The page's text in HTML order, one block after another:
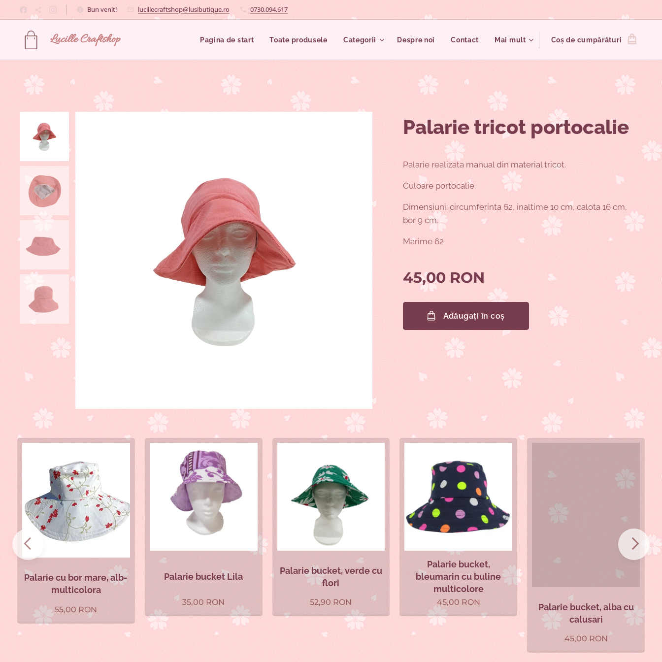
Bun venit! lucillecraftshop@lusibutique.ro 0730.094.617
LucilleCraftshop Pagina de start Toate produsele Categorii Despre noi Contact Mai mult Coș de cumpărături
Palarie tricot portocalie
Palarie realizata manual din material tricot.
Culoare portocalie.
Dimensiuni: circumferinta 62, inaltime 10 cm, calota 16 cm,
bor 9 cm.
Marime 62
45,00RON
Adăugați în coș
Palarie cu bor mare, alb-
multicolora
55,00 RON
Palarie bucket Lila
35,00 RON
Palarie bucket, verde cu
flori
52,90 RON
Palarie bucket,
bleumarin cu buline
multicolore
45,00 RON
Palarie bucket, alba cu
calusari
45,00 RON